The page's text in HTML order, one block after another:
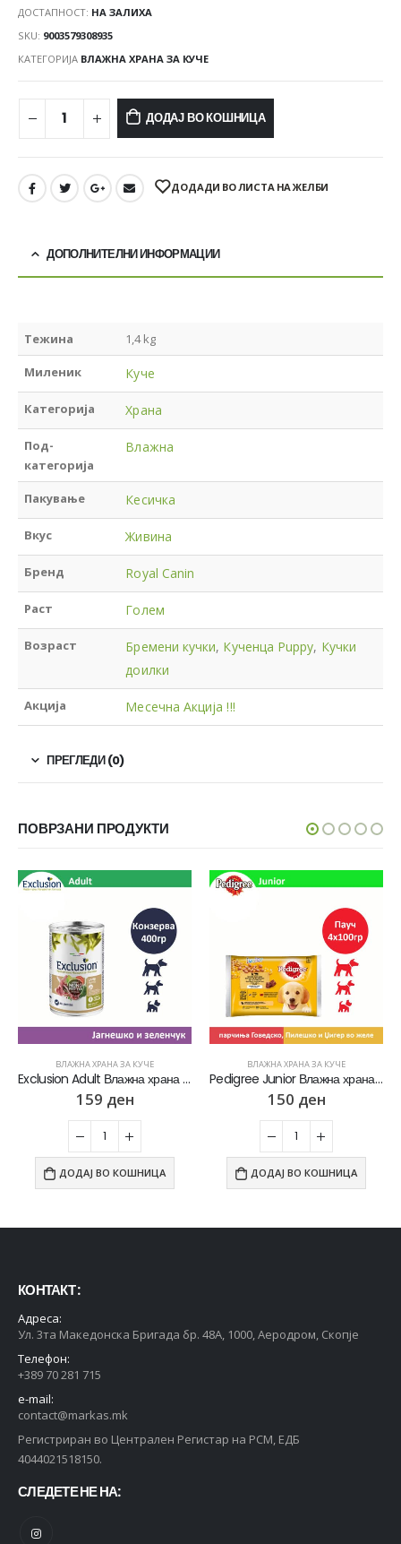
ДОСТАПНОСТ: НА ЗАЛИХА
SKU: 9003579308935
КАТЕГОРИЈА ВЛАЖНА ХРАНА ЗА КУЧЕ
ДОДАЈ ВО КОШНИЦА
ДОДАДИ ВО ЛИСТА НА ЖЕЛБИ
ДОПОЛНИТЕЛНИ ИНФОРМАЦИИ
Тежина 1,4 kg
Миленик Куче
Категорија Храна
Под-
категорија
Влажна
Пакување Кесичка
Вкус Живина
Бренд Royal Canin
Раст Голем
Возраст Бремени кучки, Кученца Puppy, Кучки
доилки
Акција Месечна Акција !!!
ПРЕГЛЕДИ (0)
ПОВРЗАНИ ПРОДУКТИ
ВЛАЖНА ХРАНА ЗА КУЧЕ
Exclusion Adult Влажна храна за Возрасни кучиња со Јагнешко и зеленчук [Конзерва 400гр]
159 ден
ДОДАЈ ВО КОШНИЦА
ВЛАЖНА ХРАНА ЗА КУЧЕ
Pedigree Junior Влажна храна за Кученца во раст со Парчиња Говедско, Пилешко, Џигер и зеленчук во сос [Кесичка 4×100гр]
150 ден
ДОДАЈ ВО КОШНИЦА
КОНТАКТ :
Адреса:
Ул. 3та Македонска Бригада бр. 48А, 1000, Аеродром, Скопје
Телефон:
+389 70 281 715
e-mail:
contact@markas.mk
Регистриран во Централен Регистар на РСМ, ЕДБ
4044021518150.
СЛЕДЕТЕ НЕ НА: